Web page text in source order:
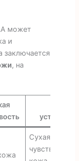
может
и
заключается
, на
Сухая,